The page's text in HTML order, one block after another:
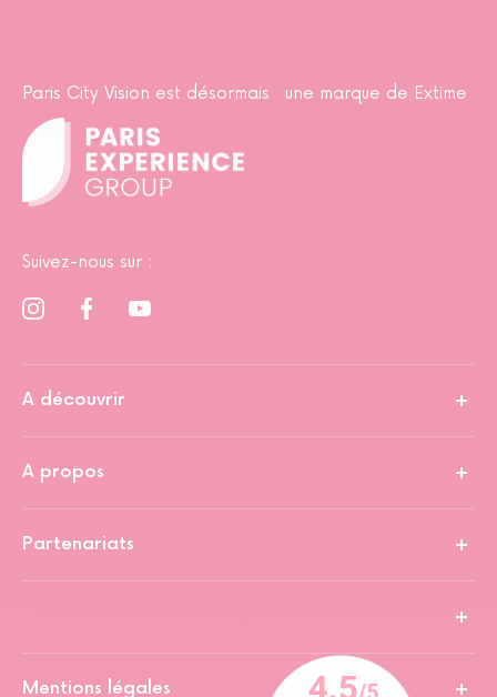
Paris City Vision est désormais une marque de Extime
Suivez-nous sur :
A découvrir
A propos
Partenariats
Mentions légales